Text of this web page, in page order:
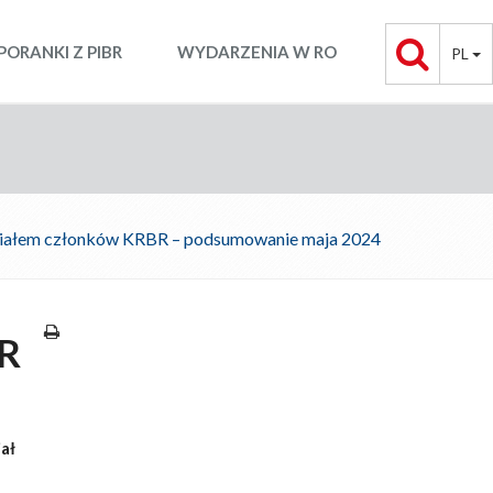
PL
Z PIBR WYDARZENIA W RO
członków KRBR – podsumowanie maja 2024